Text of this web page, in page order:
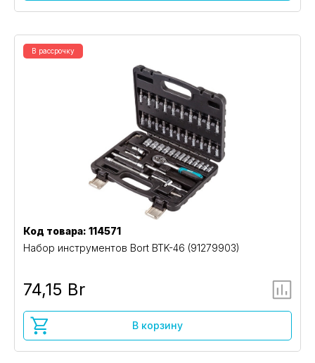
В рассрочку
Код товара: 114571
Набор инструментов Bort BTK-46 (91279903)
74,15 Br
В корзину